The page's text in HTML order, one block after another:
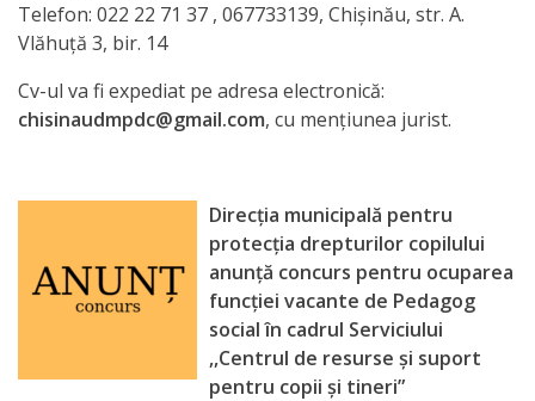
Telefon: 022 22 71 37 , 067733139, Chişinău, str. A.
Vlăhuţă 3, bir. 14
Cv-ul va fi expediat pe adresa electronică:
chisinaudmpdc@gmail.com, cu menţiunea jurist.
Direcţia municipală pentru
protecţia drepturilor copilului
anunţă concurs pentru ocuparea
funcţiei vacante de Pedagog
social în cadrul Serviciului
,,Centrul de resurse și suport
pentru copii și tineri”